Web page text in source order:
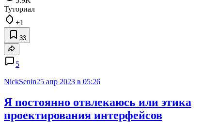
Туториал
+1
33
5
NickSenin25 апр 2023 в 05:26
Я постоянно отвлекаюсь или этика
проектирования интерфейсов